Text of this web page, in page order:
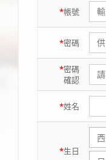
*帳號
*密碼
*密碼
確認
*姓名
*生日